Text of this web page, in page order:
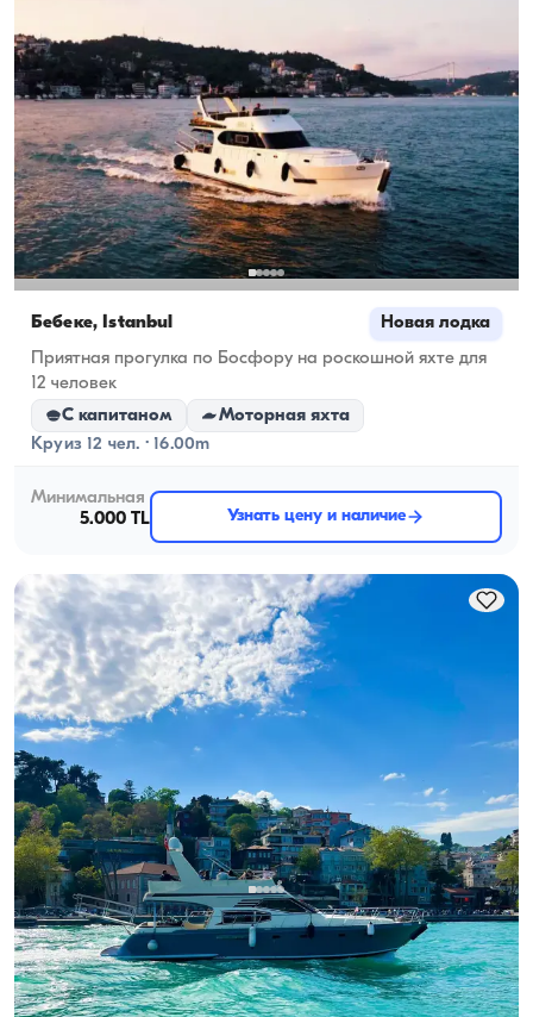
Бебеке, İstanbul Новая лодка
Приятная прогулка по Босфору на роскошной яхте для
12 человек
С капитаном
Моторная яхта
Круиз 12 чел. · 16.00m
Минимальная
5.000 TL
Узнать цену и наличие
Бебеке, İstanbul Новая лодка
Проведите свои деловые встречи с видом на Босфор на
просторной и уютной яхте